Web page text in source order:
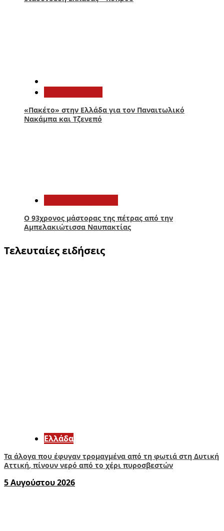
«Πακέτο» στην Ελλάδα για τον Παναιτωλικό
Νακάμπα και Τζενεπό
Ο 93χρονος μάστορας της πέτρας από την
Αμπελακιώτισσα Ναυπακτίας
Τελευταίες ειδήσεις
Ελλάδα
Τα άλογα που έφυγαν τρομαγμένα από τη φωτιά στη Δυτική
Αττική, πίνουν νερό από το χέρι πυροσβεστών
5 Αυγούστου 2026